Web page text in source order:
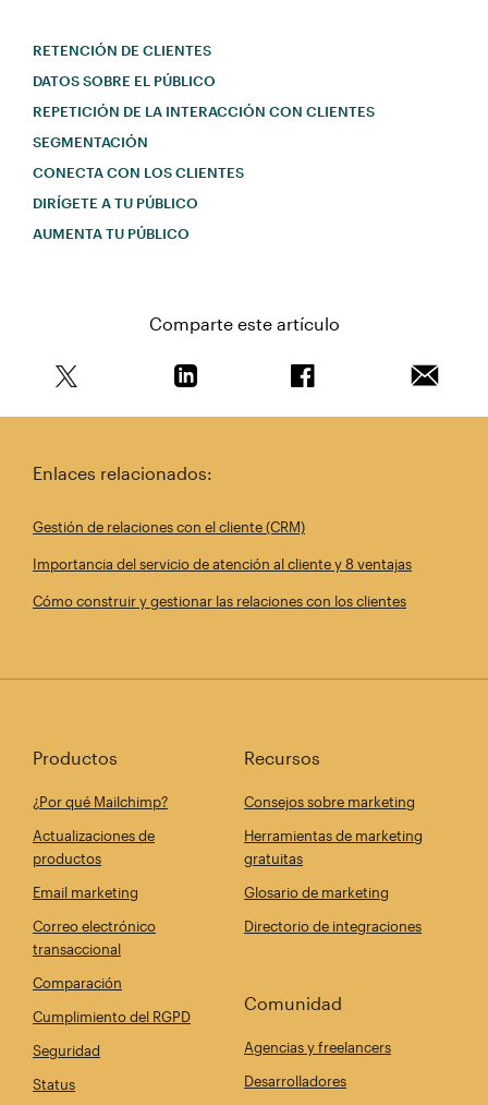
RETENCIÓN DE CLIENTES
DATOS SOBRE EL PÚBLICO
REPETICIÓN DE LA INTERACCIÓN CON CLIENTES
SEGMENTACIÓN
CONECTA CON LOS CLIENTES
DIRÍGETE A TU PÚBLICO
AUMENTA TU PÚBLICO
Comparte este artículo
Enlaces relacionados:
Gestión de relaciones con el cliente (CRM)
Importancia del servicio de atención al cliente y 8 ventajas
Cómo construir y gestionar las relaciones con los clientes
Productos
¿Por qué Mailchimp?
Actualizaciones de
productos
Email marketing
Correo electrónico
transaccional
Comparación
Cumplimiento del RGPD
Seguridad
Status
Recursos
Consejos sobre marketing
Herramientas de marketing
gratuitas
Glosario de marketing
Directorio de integraciones
Comunidad
Agencias y freelancers
Desarrolladores